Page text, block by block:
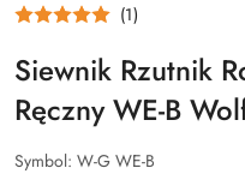
GARTEN (1)
Siewnik Rzutnik
Ręczny WE-B
Symbol: W-G WE-B